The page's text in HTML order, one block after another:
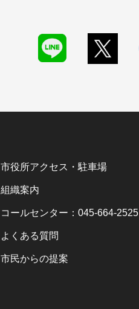
市役所アクセス・駐車場
組織案内
コールセンター：045-664-2525
よくある質問
市民からの提案